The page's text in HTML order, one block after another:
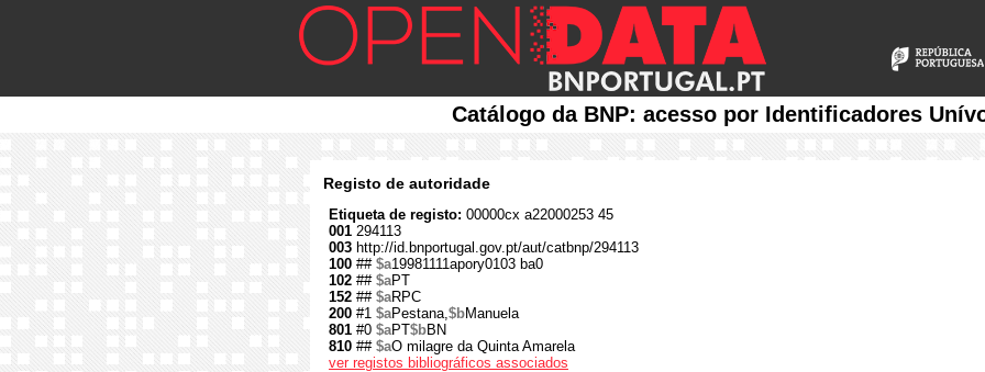
Catálogo da BNP: acesso por Identificadores
Registo de autoridade
Etiqueta de registo: 00000cx a22000253 45
001 294113
003 http://id.bnportugal.gov.pt/aut/catbnp/294113
100 ## $a19981111apory0103 ba0
102 ## $aPT
152 ## $aRPC
200 #1 $aPestana,$bManuela
801 #0 $aPT$bBN
810 ## $aO milagre da Quinta Amarela
ver registos bibliográficos associados